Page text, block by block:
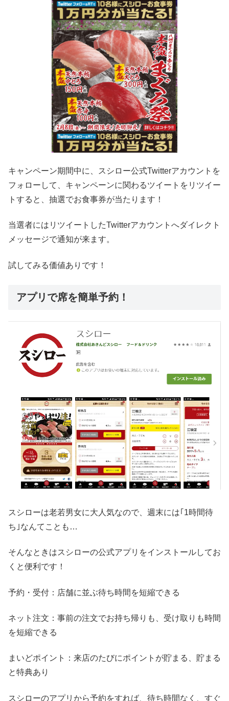
キャンペーン期間中に、スシロー公式Twitterアカウントを
フォローして、キャンペーンに関わるツイートをリツイー
トすると、抽選でお食事券が当たります！
当選者にはリツイートしたTwitterアカウントへダイレクト
メッセージで通知が来ます。
試してみる価値ありです！
アプリで席を簡単予約！
スシローは老若男女に大人気なので、週末には｢1時間待
ち｣なんてことも…
そんなときはスシローの公式アプリをインストールしてお
くと便利です！
予約・受付：店舗に並ぶ待ち時間を短縮できる
ネット注文：事前の注文でお持ち帰りも、受け取りも時間
を短縮できる
まいどポイント：来店のたびにポイントが貯まる、貯まる
と特典あり
スシローのアプリから予約をすれば、待ち時間なく、すぐ